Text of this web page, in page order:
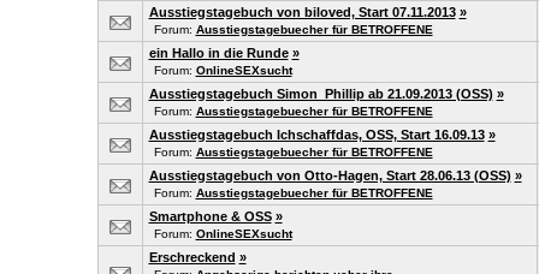
Ausstiegstagebuch von biloved, Start 07.11.2013 »
Forum: Ausstiegstagebuecher für BETROFFENE
ein Hallo in die Runde »
Forum: OnlineSEXsucht
Ausstiegstagebuch Simon_Phillip ab 21.09.2013 (OSS) »
Forum: Ausstiegstagebuecher für BETROFFENE
Ausstiegstagebuch Ichschaffdas, OSS, Start 16.09.13 »
Forum: Ausstiegstagebuecher für BETROFFENE
Ausstiegstagebuch von Otto-Hagen, Start 28.06.13 (OSS) »
Forum: Ausstiegstagebuecher für BETROFFENE
Smartphone & OSS »
Forum: OnlineSEXsucht
Erschreckend »